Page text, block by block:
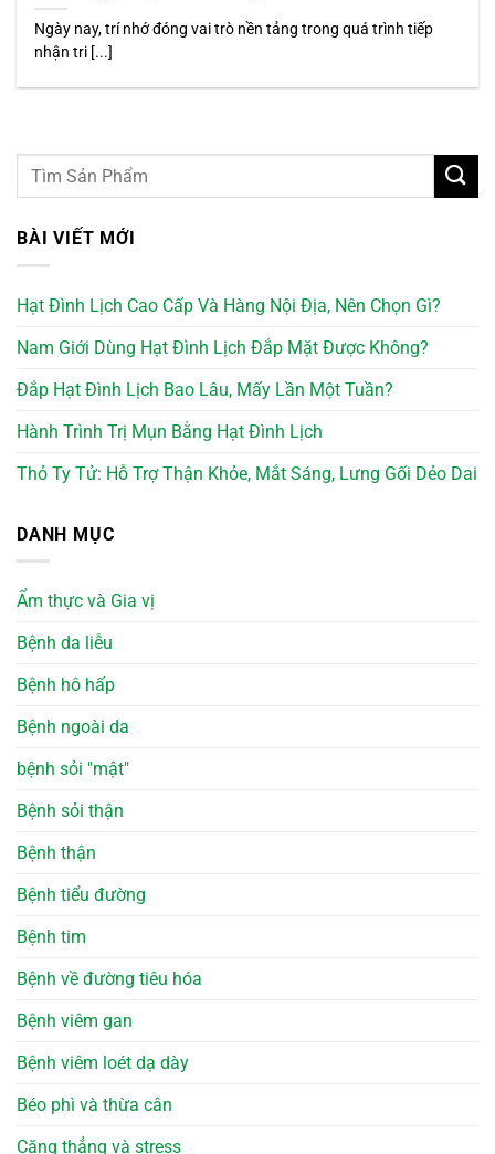
Ngày nay, trí nhớ đóng vai trò nền tảng trong quá trình tiếp
nhận tri [...]
BÀI VIẾT MỚI
Hạt Đình Lịch Cao Cấp Và Hàng Nội Địa, Nên Chọn Gì?
Nam Giới Dùng Hạt Đình Lịch Đắp Mặt Được Không?
Đắp Hạt Đình Lịch Bao Lâu, Mấy Lần Một Tuần?
Hành Trình Trị Mụn Bằng Hạt Đình Lịch
Thỏ Ty Tử: Hỗ Trợ Thận Khỏe, Mắt Sáng, Lưng Gối Dẻo Dai
DANH MỤC
Ẩm thực và Gia vị
Bệnh da liễu
Bệnh hô hấp
Bệnh ngoài da
bệnh sỏi "mật"
Bệnh sỏi thận
Bệnh thận
Bệnh tiểu đường
Bệnh tim
Bệnh về đường tiêu hóa
Bệnh viêm gan
Bệnh viêm loét dạ dày
Béo phì và thừa cân
Căng thẳng và stress